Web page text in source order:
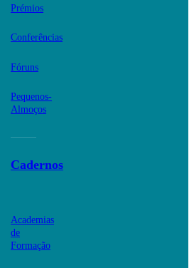
Prémios
Conferências
Fóruns
Pequenos-
Almoços
Cadernos
Academias
de
Formação